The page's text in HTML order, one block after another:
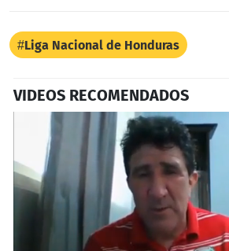
Liga Nacional de Honduras
VIDEOS RECOMENDADOS